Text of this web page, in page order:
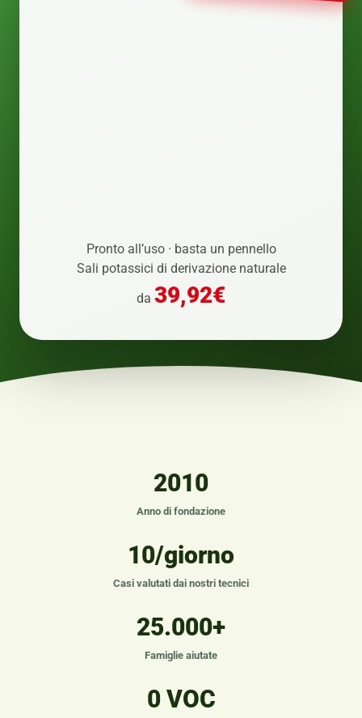
Pronto all’uso · basta un pennello
Sali potassici di derivazione naturale
da 39,92€
2010
Anno di fondazione
10/giorno
Casi valutati dai nostri tecnici
25.000+
Famiglie aiutate
0 VOC